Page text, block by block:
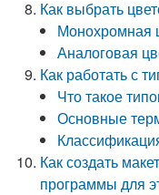
Как выбрать
Монохромная
Аналоговая
Как работать с
Что такое
Основные
Как создать
программы для